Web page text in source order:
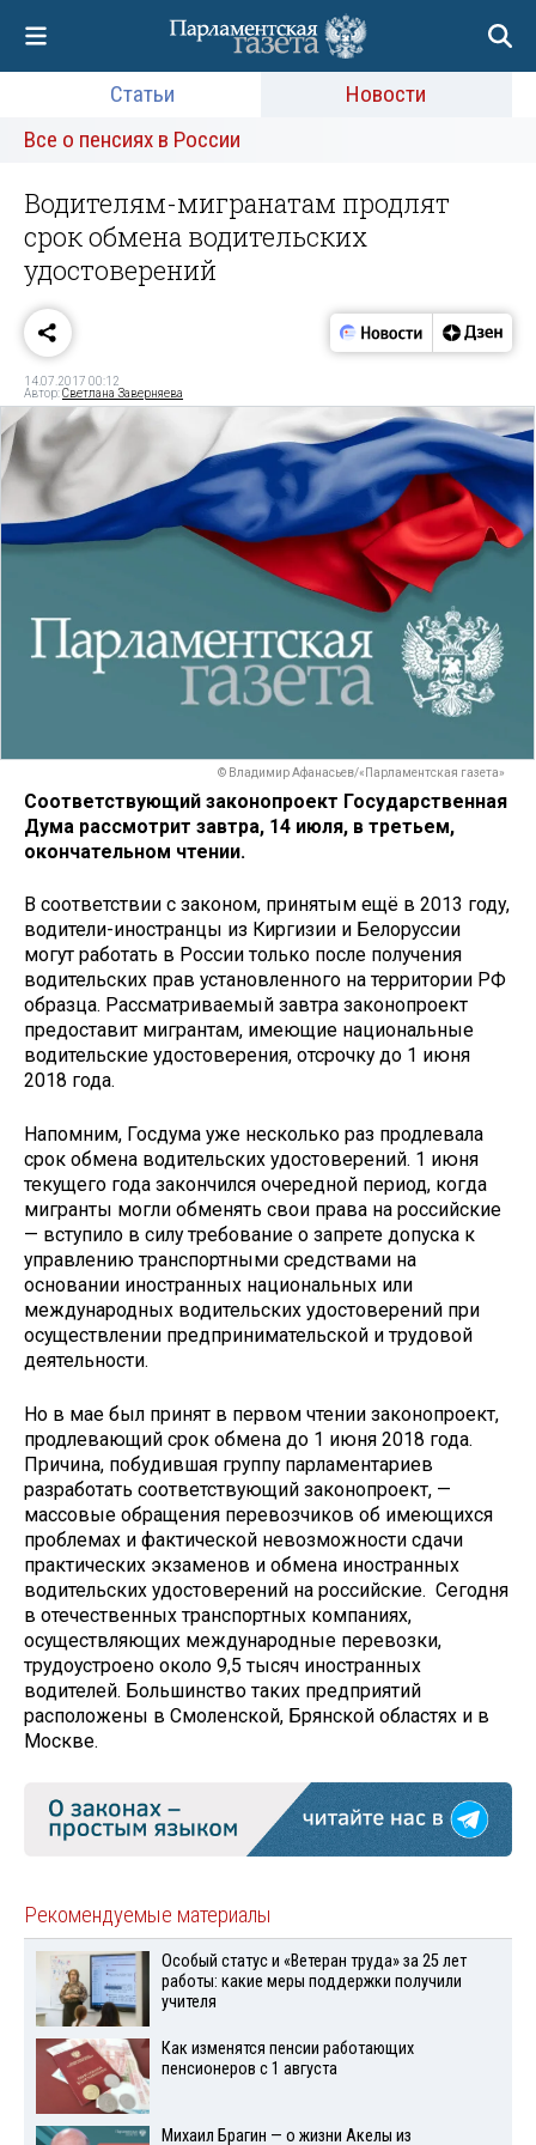
Статьи
Новости
Все о пенсиях в России
Водителям-мигранатам продлят
срок обмена водительских
удостоверений
14.07.2017 00:12
Автор:Светлана Заверняева
© Владимир Афанасьев/«Парламентская газета»
Соответствующий законопроект Государственная
Дума рассмотрит завтра, 14 июля, в третьем,
окончательном чтении.
В соответствии с законом, принятым ещё в 2013 году,
водители-иностранцы из Киргизии и Белоруссии
могут работать в России только после получения
водительских прав установленного на территории РФ
образца. Рассматриваемый завтра законопроект
предоставит мигрантам, имеющие национальные
водительские удостоверения, отсрочку до 1 июня
2018 года.
Напомним, Госдума уже несколько раз продлевала
срок обмена водительских удостоверений. 1 июня
текущего года закончился очередной период, когда
мигранты могли обменять свои права на российские
— вступило в силу требование о запрете допуска к
управлению транспортными средствами на
основании иностранных национальных или
международных водительских удостоверений при
осуществлении предпринимательской и трудовой
деятельности.
Но в мае был принят в первом чтении законопроект,
продлевающий срок обмена до 1 июня 2018 года.
Причина, побудившая группу парламентариев
разработать соответствующий законопроект, —
массовые обращения перевозчиков об имеющихся
проблемах и фактической невозможности сдачи
практических экзаменов и обмена иностранных
водительских удостоверений на российские. Сегодня
в отечественных транспортных компаниях,
осуществляющих международные перевозки,
трудоустроено около 9,5 тысяч иностранных
водителей. Большинство таких предприятий
расположены в Смоленской, Брянской областях и в
Москве.
Рекомендуемые материалы
Особый статус и «Ветеран труда» за 25 лет
работы: какие меры поддержки получили
учителя
Как изменятся пенсии работающих
пенсионеров с 1 августа
Михаил Брагин — о жизни Акелы из